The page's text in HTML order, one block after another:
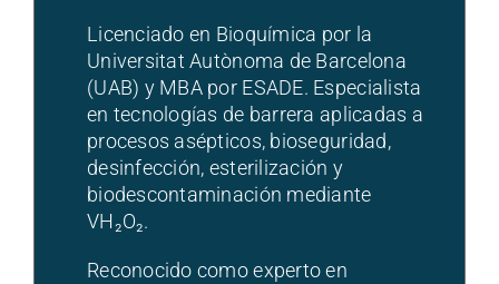
Licenciado en Bioquímica por la
Universitat Autònoma de Barcelona
(UAB) y MBA por ESADE. Especialista
en tecnologías de barrera aplicadas a
procesos asépticos, bioseguridad,
desinfección, esterilización y
biodescontaminación mediante
VH₂O₂.
Reconocido como experto en